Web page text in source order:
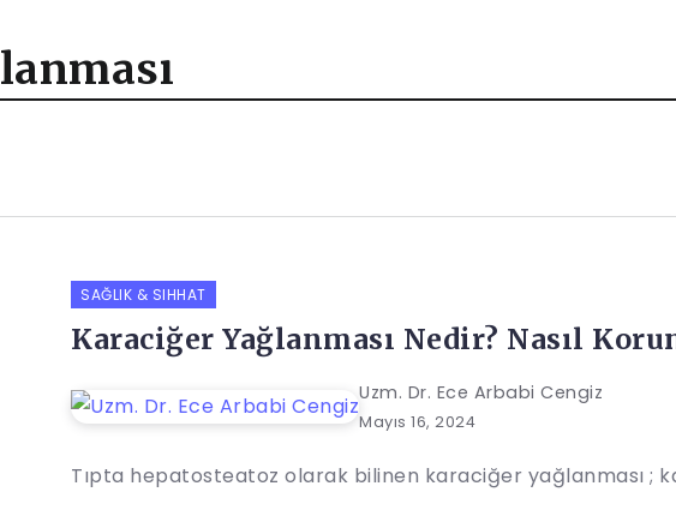
SAĞLIK & SIHHAT
Karaciğer Yağlanması Nedir? Nasıl
Uzm. Dr. Ece Arbabi Cengiz
Mayıs 16, 2024
Tıpta hepatosteatoz olarak bilinen karaciğer yağlanması ;